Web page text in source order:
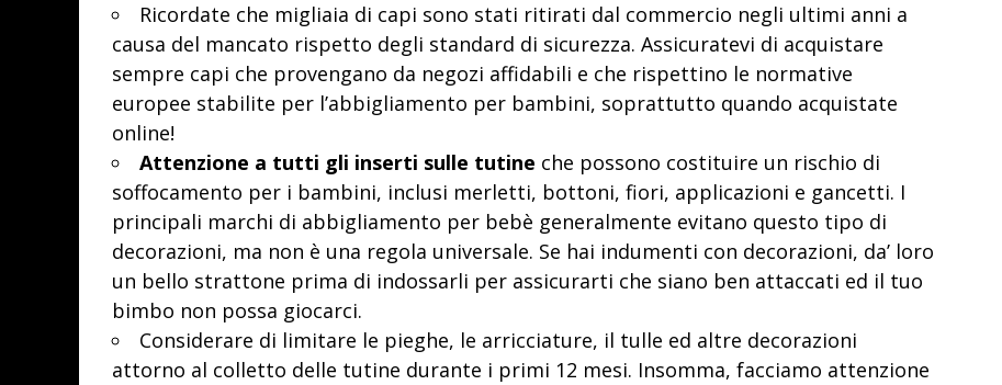
Ricordate che migliaia di capi sono stati ritirati dal commercio negli ultimi anni a
causa del mancato rispetto degli standard di sicurezza. Assicuratevi di acquistare
sempre capi che provengano da negozi affidabili e che rispettino le normative
europee stabilite per l’abbigliamento per bambini, soprattutto quando acquistate
online!
Attenzione a tutti gli inserti sulle tutine che possono costituire un rischio di
soffocamento per i bambini, inclusi merletti, bottoni, fiori, applicazioni e gancetti. I
principali marchi di abbigliamento per bebè generalmente evitano questo tipo di
decorazioni, ma non è una regola universale. Se hai indumenti con decorazioni, da’ loro
un bello strattone prima di indossarli per assicurarti che siano ben attaccati ed il tuo
bimbo non possa giocarci.
Considerare di limitare le pieghe, le arricciature, il tulle ed altre decorazioni
attorno al colletto delle tutine durante i primi 12 mesi. Insomma, facciamo attenzione